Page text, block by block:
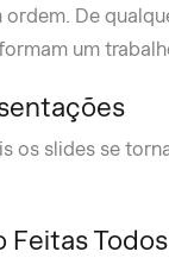
De
um
os slides se